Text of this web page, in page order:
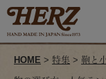
HOME > 特集 > 鞄と